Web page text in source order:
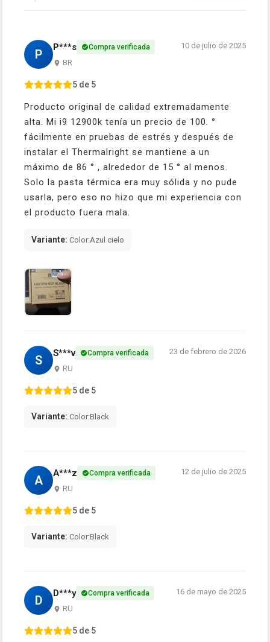
P P***s Compra verificada
BR
10 de julio de 2025
5 de 5
Producto original de calidad extremadamente
alta. Mi i9 12900k tenía un precio de 100. °
fácilmente en pruebas de estrés y después de
instalar el Thermalright se mantiene a un
máximo de 86 ° , alrededor de 15 ° al menos.
Solo la pasta térmica era muy sólida y no pude
usarla, pero eso no hizo que mi experiencia con
el producto fuera mala.
Variante: Color:Azul cielo
S S***v Compra verificada
RU
23 de febrero de 2026
5 de 5
Variante: Color:Black
A A***z Compra verificada
RU
12 de julio de 2025
5 de 5
Variante: Color:Black
D D***y Compra verificada
RU
16 de mayo de 2025
5 de 5